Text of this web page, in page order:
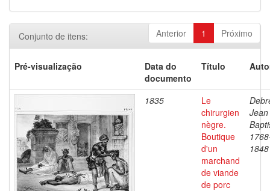
Anterior 1 Próximo
Conjunto de itens:
Pré-visualização
Data do
documento
Título
1835
Le
chirurgien
nègre.
Boutique
d'un
marchand
de viande
de porc
Jean
1848